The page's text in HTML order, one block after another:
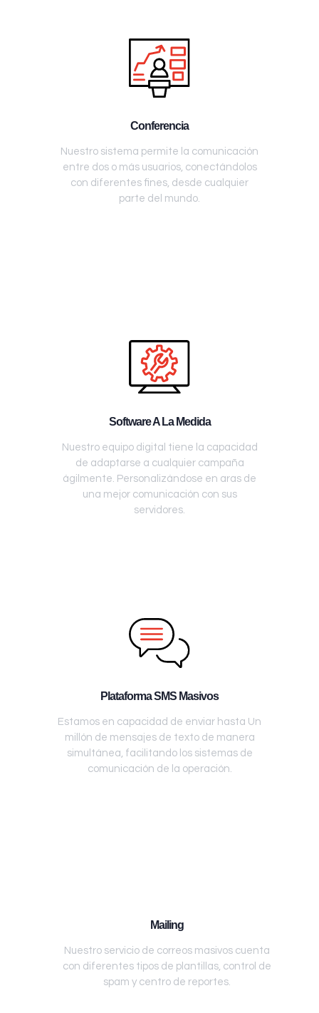
Conferencia
Nuestro sistema permite la comunicación
entre dos o más usuarios, conectándolos
con diferentes fines, desde cualquier
parte del mundo.
Software A La Medida
Nuestro equipo digital tiene la capacidad
de adaptarse a cualquier campaña
ágilmente. Personalizándose en aras de
una mejor comunicación con sus
servidores.
Plataforma SMS Masivos
Estamos en capacidad de enviar hasta Un
millón de mensajes de texto de manera
simultánea, facilitando los sistemas de
comunicación de la operación.
Mailing
Nuestro servicio de correos masivos cuenta
con diferentes tipos de plantillas, control de
spam y centro de reportes.